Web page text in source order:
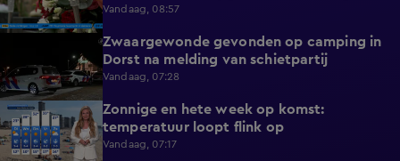
Vandaag, 08:57
Zwaargewonde gevonden op camping in
Dorst na melding van schietpartij
Vandaag, 07:28
2:17
Zonnige en hete week op komst:
temperatuur loopt flink op
Vandaag, 07:17